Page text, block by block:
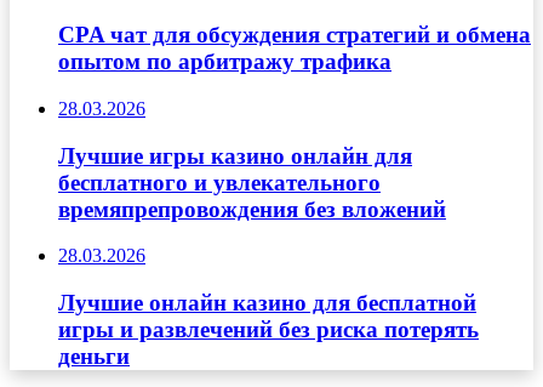
CPA чат для обсуждения стратегий и обмена
опытом по арбитражу трафика
28.03.2026
Лучшие игры казино онлайн для
бесплатного и увлекательного
времяпрепровождения без вложений
28.03.2026
Лучшие онлайн казино для бесплатной
игры и развлечений без риска потерять
деньги